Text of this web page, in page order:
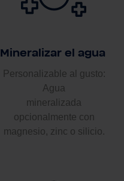
Mineralizar el agua
Personalizable al gusto:
Agua
mineralizada
opcionalmente con
magnesio, zinc o silicio.